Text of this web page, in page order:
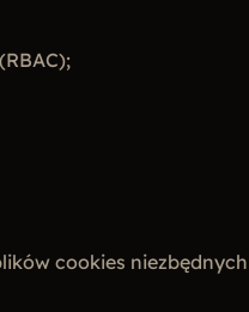
cookies